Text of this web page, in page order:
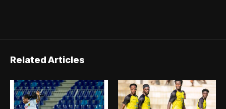
Related Articles